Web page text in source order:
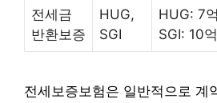
전세금
반환보증
HUG,
SGI
HUG: 7
SGI: 10
전세보증보험은 일반적으로 계